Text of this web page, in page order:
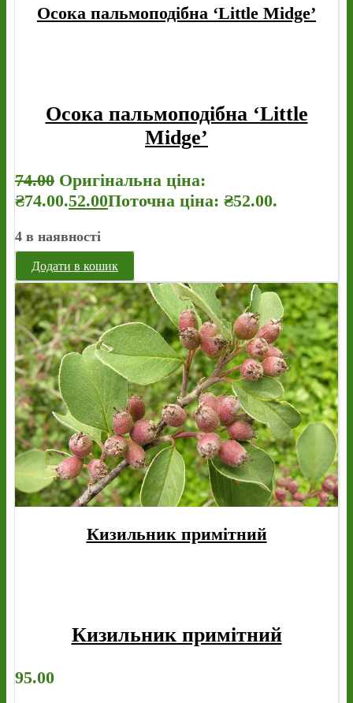
Осока пальмоподібна ‘Little Midge’
Осока пальмоподібна ‘Little
Midge’
74.00 Оригінальна ціна:
₴74.00.52.00Поточна ціна: ₴52.00.
4 в наявності
Додати в кошик
Кизильник примітний
Кизильник примітний
95.00